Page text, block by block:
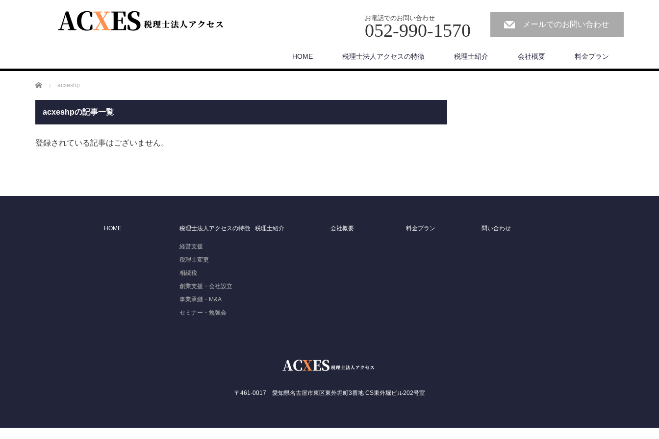
お電話でのお問い合わせ
052-990-1570 メールでのお問い合わせ
HOME 税理士法人アクセスの特徴 税理士紹介 会社概要 料金プラン
ホーム acxeshp
acxeshpの記事一覧
登録されている記事はございません。
HOME 税理士法人アクセスの特徴
経営支援
税理士変更
相続税
創業支援・会社設立
事業承継・M&A
セミナー・勉強会
税理士紹介 会社概要 料金プラン 問い合わせ
〒461-0017 愛知県名古屋市東区東外堀町3番地 CS東外堀ビル202号室